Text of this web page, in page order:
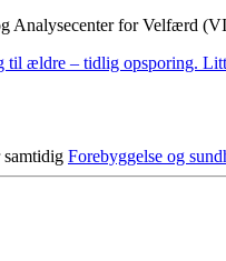
Analysecenter for Velfærd
til ældre – tidlig opsporing.
samtidig Forebyggelse og